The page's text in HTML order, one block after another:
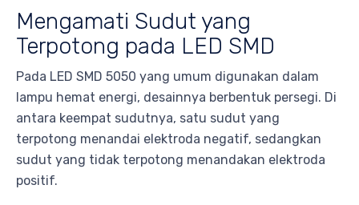
Mengamati Sudut yang
Terpotong pada LED SMD
Pada LED SMD 5050 yang umum digunakan dalam
lampu hemat energi, desainnya berbentuk persegi. Di
antara keempat sudutnya, satu sudut yang
terpotong menandai elektroda negatif, sedangkan
sudut yang tidak terpotong menandakan elektroda
positif.